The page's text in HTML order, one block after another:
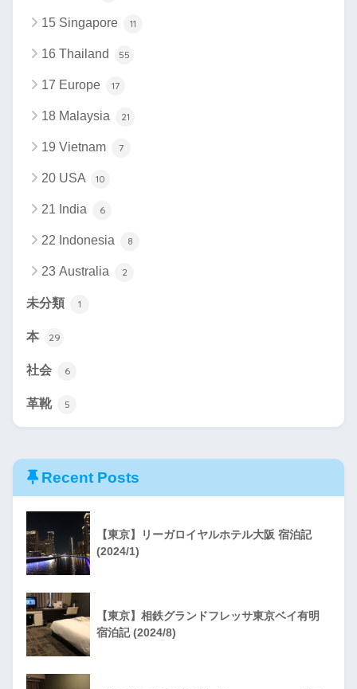
15 Singapore 11
16 Thailand 55
17 Europe 17
18 Malaysia 21
19 Vietnam 7
20 USA 10
21 India 6
22 Indonesia 8
23 Australia 2
未分類 1
本 29
社会 6
革靴 5
Recent Posts
【東京】リーガロイヤルホテル大阪 宿泊記
(2024/1)
【東京】相鉄グランドフレッサ東京ベイ有明
宿泊記 (2024/8)